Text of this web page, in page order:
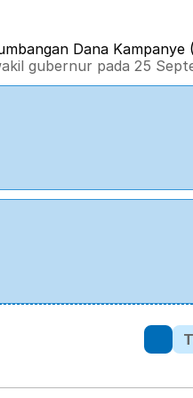
Dana Kampanye
gubernur pada 25